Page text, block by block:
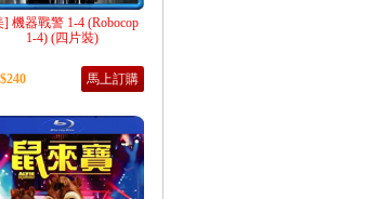
] 機器戰警 1-4 (Robocop
1-4) (四片裝)
馬上訂購